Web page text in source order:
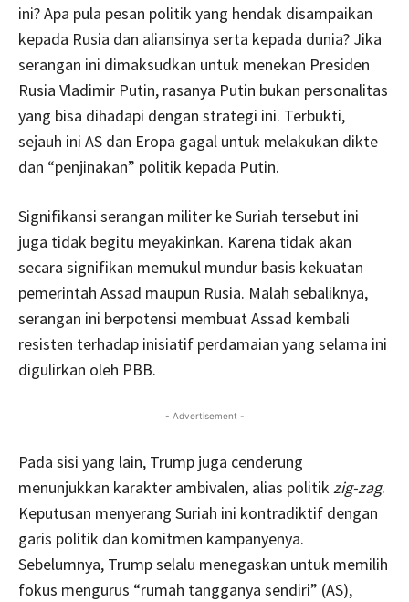
ini? Apa pula pesan politik yang hendak disampaikan
kepada Rusia dan aliansinya serta kepada dunia? Jika
serangan ini dimaksudkan untuk menekan Presiden
Rusia Vladimir Putin, rasanya Putin bukan personalitas
yang bisa dihadapi dengan strategi ini. Terbukti,
sejauh ini AS dan Eropa gagal untuk melakukan dikte
dan “penjinakan” politik kepada Putin.
Signifikansi serangan militer ke Suriah tersebut ini
juga tidak begitu meyakinkan. Karena tidak akan
secara signifikan memukul mundur basis kekuatan
pemerintah Assad maupun Rusia. Malah sebaliknya,
serangan ini berpotensi membuat Assad kembali
resisten terhadap inisiatif perdamaian yang selama ini
digulirkan oleh PBB.
- Advertisement -
Pada sisi yang lain, Trump juga cenderung
menunjukkan karakter ambivalen, alias politik zig-zag.
Keputusan menyerang Suriah ini kontradiktif dengan
garis politik dan komitmen kampanyenya.
Sebelumnya, Trump selalu menegaskan untuk memilih
fokus mengurus “rumah tangganya sendiri” (AS),